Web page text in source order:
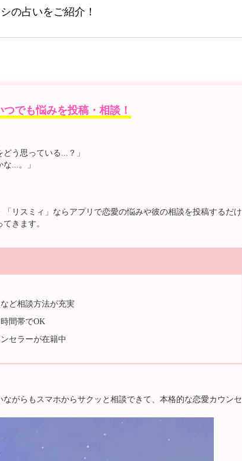
の占いをご紹介！
つでも悩みを投稿・相談！
う思っている...？」
...。」
リスミィ」ならアプリで恋愛の悩みや彼の相談を投稿するだけ
きます。
ど相談方法が充実
間帯でOK
セラーが在籍中
ながらもスマホからサクッと相談できて、本格的な恋愛カウンセ